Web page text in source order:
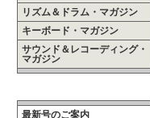
リズム＆ドラム・マガジン
キーボード・マガジン
サウンド＆レコーディング・
マガジン
最新号のご案内